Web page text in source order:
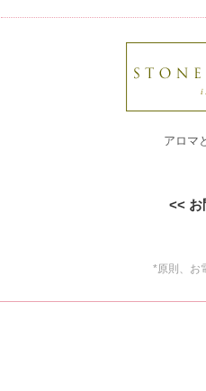
アロマ
<< お
*原則、お